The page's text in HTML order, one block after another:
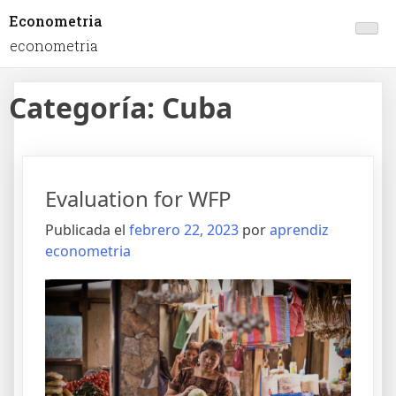
Econometria
econometria
Categoría: Cuba
Evaluation for WFP
Publicada el febrero 22, 2023 poraprendiz
econometria